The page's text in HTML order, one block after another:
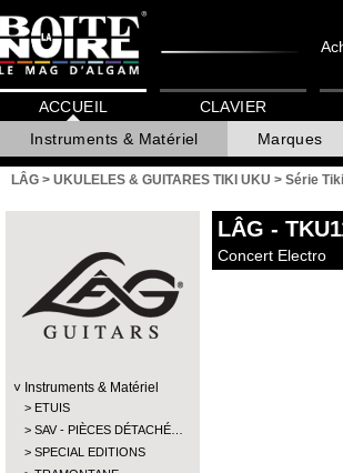
ACCUEIL
Instruments & Matériel
Marques
CLAVIER
LÂG > UKULELES & GUITARES TIKI UKU > Série
Instruments & Matériel
ETUIS
SAV - PIÈCES DÉTACHÉ…
SPECIAL EDITIONS
LÂG -
Concert Electro